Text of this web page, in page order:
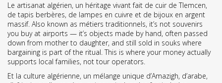
Le artisanat algérien, un héritage vivant fait de cuir de Tlemcen,
de tapis berbères, de lampes en cuivre et de bijoux en argent
massif. Also known as métiers traditionnels, it’s not souvenirs
you buy at airports — it’s objects made by hand, often passed
down from mother to daughter, and still sold in souks where
bargaining is part of the ritual. This is where your money actually
supports local families, not tour operators.
Et la culture algérienne, un mélange unique d’Amazigh, d’arabe,